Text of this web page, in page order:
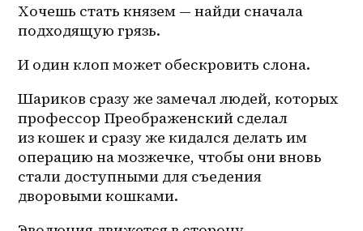
Хочешь стать князем — найди сначала
подходящую грязь.
И один клоп может обескровить слона.
Шариков сразу же замечал людей, которых
профессор Преображенский сделал
из кошек и сразу же кидался делать им
операцию на мозжечке, чтобы они вновь
стали доступными для съедения
дворовыми кошками.